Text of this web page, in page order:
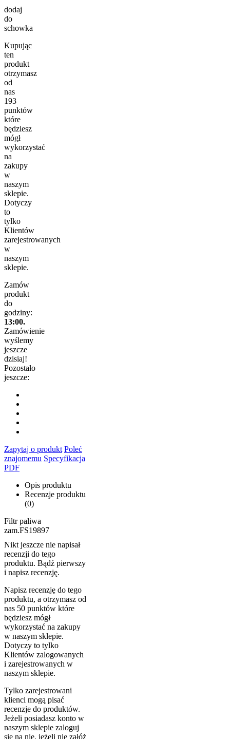
dodaj
do
schowka
Kupując
ten
produkt
otrzymasz
od
nas
193
punktów
które
będziesz
mógł
wykorzystać
na
zakupy
w
naszym
sklepie.
Dotyczy
to
tylko
Klientów
zarejestrowanych
w
naszym
sklepie.
Zamów
produkt
do
godziny:
13:00.
Zamówienie
wyślemy
jeszcze
dzisiaj!
Pozostało
jeszcze:
Zapytaj o produkt Poleć
znajomemu Specyfikacja
PDF
Opis produktu
Recenzje produktu
(0)
Filtr paliwa
zam.FS19897
Nikt jeszcze nie napisał
recenzji do tego
produktu. Bądź pierwszy
i napisz recenzję.
Napisz recenzję do tego
produktu, a otrzymasz od
nas 50 punktów które
będziesz mógł
wykorzystać na zakupy
w naszym sklepie.
Dotyczy to tylko
Klientów zalogowanych
i zarejestrowanych w
naszym sklepie.
Tylko zarejestrowani
klienci mogą pisać
recenzje do produktów.
Jeżeli posiadasz konto w
naszym sklepie zaloguj
się na nie, jeżeli nie załóż